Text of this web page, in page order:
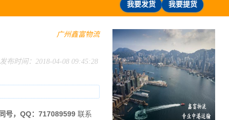
我要发货 我要提货
广州鑫富物流
发布时间：2018-04-08 09:45:28
号，QQ：717089599 联系